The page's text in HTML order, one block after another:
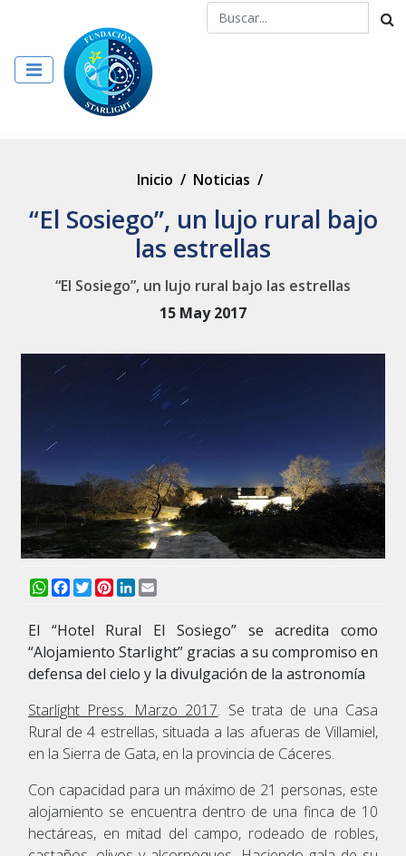
Inicio / Noticias /
“El Sosiego”, un lujo rural bajo
las estrellas
“El Sosiego”, un lujo rural bajo las estrellas
15 May 2017
WhatsApp
Facebook
TwitterPinterest
LinkedIn
El “Hotel Rural El Sosiego” se acredita como
“Alojamiento Starlight” gracias a su compromiso en
defensa del cielo y la divulgación de la astronomía
Starlight Press. Marzo 2017. Se trata de una Casa
Rural de 4 estrellas, situada a las afueras de Villamiel,
en la Sierra de Gata, en la provincia de Cáceres.
Con capacidad para un máximo de 21 personas, este
alojamiento se encuentra dentro de una finca de 10
hectáreas, en mitad del campo, rodeado de robles,